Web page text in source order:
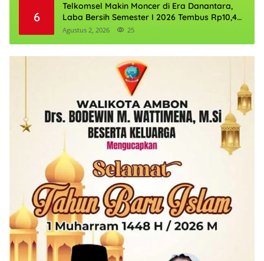
6
Telkomsel Makin Moncer di Era Danantara,
Laba Bersih Semester I 2026 Tembus Rp10,4
Triliun
Agustus 2, 2026 25